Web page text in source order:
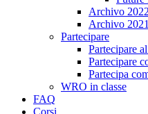
Archivo
Archivo
Partecipare
Partecipare
Partecipare
Partecipa
WRO in classe
FAQ
Corsi